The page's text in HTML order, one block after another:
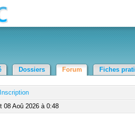
Dossiers Forum Fiches
Inscription
08 Aoû 2026 à 0:48